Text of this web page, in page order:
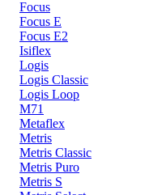
Focus
Focus E
Focus E2
Isiflex
Logis
Logis Classic
Logis Loop
M71
Metaflex
Metris
Metris Classic
Metris Puro
Metris S